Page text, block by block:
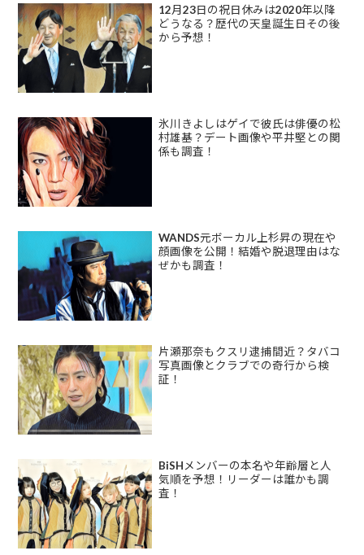
12月23日の祝日休みは2020年以降
どうなる？歴代の天皇誕生日その後
から予想！
氷川きよしはゲイで彼氏は俳優の松
村雄基？デート画像や平井堅との関
係も調査！
WANDS元ボーカル上杉昇の現在や
顔画像を公開！結婚や脱退理由はな
ぜかも調査！
片瀬那奈もクスリ逮捕間近？タバコ
写真画像とクラブでの奇行から検
証！
BiSHメンバーの本名や年齢層と人
気順を予想！リーダーは誰かも調
査！